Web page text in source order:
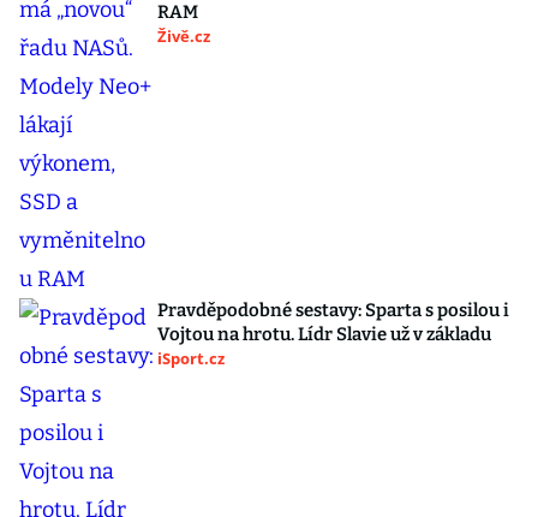
RAM
Živě.cz
Pravděpodobné sestavy: Sparta s posilou i
Vojtou na hrotu. Lídr Slavie už v základu
iSport.cz